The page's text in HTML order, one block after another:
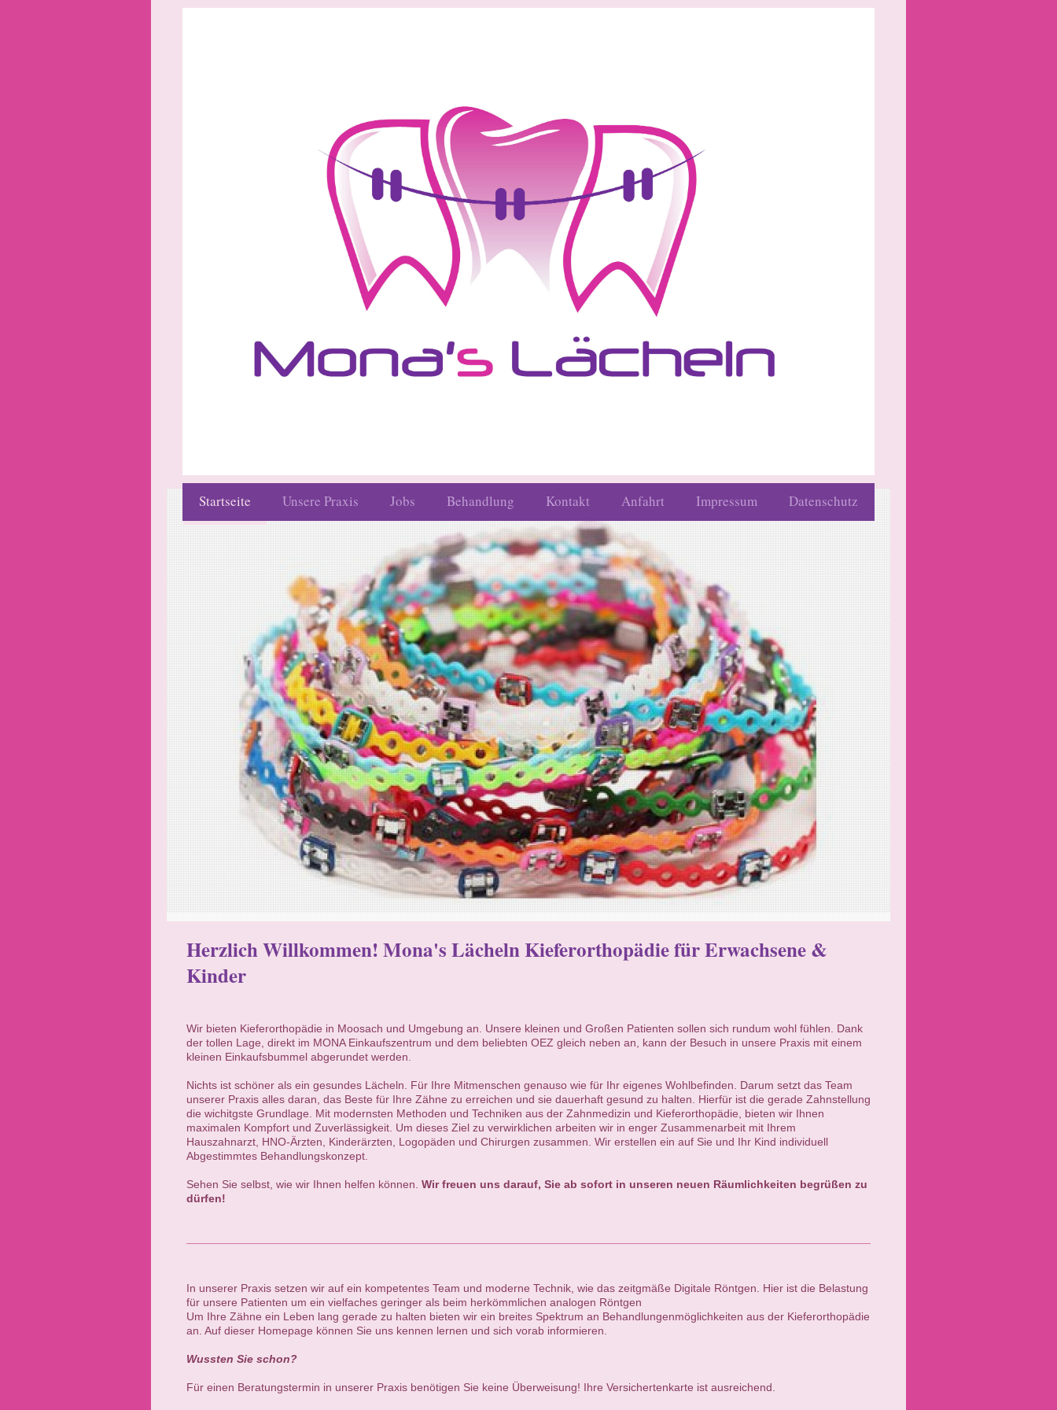
Startseite Unsere Praxis Jobs Behandlung Kontakt Anfahrt Impressum Datenschutz
Herzlich Willkommen! Mona's Lächeln Kieferorthopädie für Erwachsene &
Kinder
Wir bieten Kieferorthopädie in Moosach und Umgebung an. Unsere kleinen und Großen Patienten sollen sich rundum wohl fühlen. Dank
der tollen Lage, direkt im MONA Einkaufszentrum und dem beliebten OEZ gleich neben an, kann der Besuch in unsere Praxis mit einem
kleinen Einkaufsbummel abgerundet werden.
Nichts ist schöner als ein gesundes Lächeln. Für Ihre Mitmenschen genauso wie für Ihr eigenes Wohlbefinden. Darum setzt das Team
unserer Praxis alles daran, das Beste für Ihre Zähne zu erreichen und sie dauerhaft gesund zu halten. Hierfür ist die gerade Zahnstellung
die wichitgste Grundlage. Mit modernsten Methoden und Techniken aus der Zahnmedizin und Kieferorthopädie, bieten wir Ihnen
maximalen Kompfort und Zuverlässigkeit. Um dieses Ziel zu verwirklichen arbeiten wir in enger Zusammenarbeit mit Ihrem
Hauszahnarzt, HNO-Ärzten, Kinderärzten, Logopäden und Chirurgen zusammen. Wir erstellen ein auf Sie und Ihr Kind individuell
Abgestimmtes Behandlungskonzept.
Sehen Sie selbst, wie wir Ihnen helfen können. Wir freuen uns darauf, Sie ab sofort in unseren neuen Räumlichkeiten begrüßen zu
dürfen!
In unserer Praxis setzen wir auf ein kompetentes Team und moderne Technik, wie das zeitgmäße Digitale Röntgen. Hier ist die Belastung
für unsere Patienten um ein vielfaches geringer als beim herkömmlichen analogen Röntgen
Um Ihre Zähne ein Leben lang gerade zu halten bieten wir ein breites Spektrum an Behandlungenmöglichkeiten aus der Kieferorthopädie
an. Auf dieser Homepage können Sie uns kennen lernen und sich vorab informieren.
Wussten Sie schon?
Für einen Beratungstermin in unserer Praxis benötigen Sie keine Überweisung! Ihre Versichertenkarte ist ausreichend.